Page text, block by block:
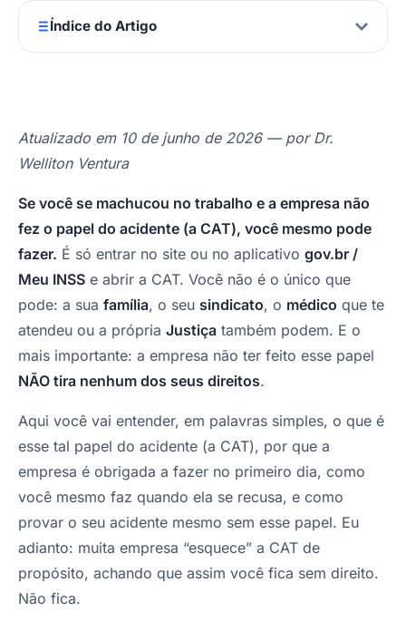
Índice do Artigo
Atualizado em 10 de junho de 2026 — por Dr.
Welliton Ventura
Se você se machucou no trabalho e a empresa não
fez o papel do acidente (a CAT), você mesmo pode
fazer. É só entrar no site ou no aplicativo gov.br /
Meu INSS e abrir a CAT. Você não é o único que
pode: a sua família, o seu sindicato, o médico que te
atendeu ou a própria Justiça também podem. E o
mais importante: a empresa não ter feito esse papel
NÃO tira nenhum dos seus direitos.
Aqui você vai entender, em palavras simples, o que é
esse tal papel do acidente (a CAT), por que a
empresa é obrigada a fazer no primeiro dia, como
você mesmo faz quando ela se recusa, e como
provar o seu acidente mesmo sem esse papel. Eu
adianto: muita empresa “esquece” a CAT de
propósito, achando que assim você fica sem direito.
Não fica.